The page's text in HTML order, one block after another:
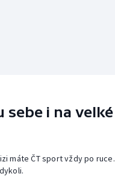
sebe i na velké
máte ČT sport vždy po ruce.